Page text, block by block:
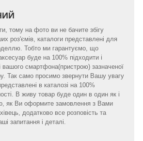
тому на фото ви не бачите збігу
роз'ємів, каталоги представлені для
Тобто ми гарантуємо, що
буде на 100% підходити і
вашого смартфона(пристрою) зазначеної
Так само просимо звернути Вашу увагу
в каталозі на 100%
В живу товар буде один в один як і
як Ви оформите замовлення з Вами
додатково все розповість та
запитання і деталі.